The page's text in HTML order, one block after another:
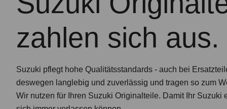
zahlen sich aus.
Suzuki pflegt hohe Qualitätsstandards - auch bei
deswegen langlebig und zuverlässig und tragen so zum
Wir nutzen für Ihren Suzuki Originalteile. Damit Ihr Suzuki